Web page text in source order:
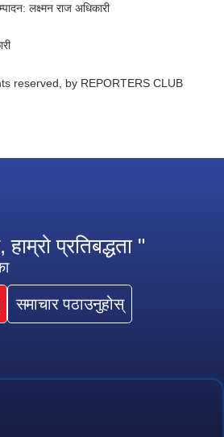
लक्ष्मन राज अधिकारी
reserved, by REPORTERS CLUB
प्रतिबद्धता "
समाचार पठाउनुहोस्